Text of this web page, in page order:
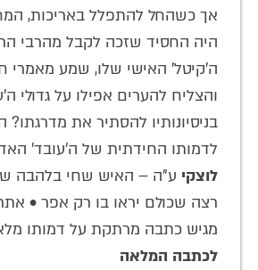
אך כשהחל להתפלל באריכות,
היה החסיד שזכה לקבל מהרבי
ה'קיטל' האישי שלו, שמע מאמרי
והצליח להערים אפילו על גדולי
בניסיונותיו להסתיר את מדרגתו?
לדמותו החידתית של ה'עובד'
לוצקי ע"ה – האיש שחי בלהבה
רצה שכולם יראו בו רק אפר •
מגיש כתבה מרתקת על דמותו
לכתבה המלאה